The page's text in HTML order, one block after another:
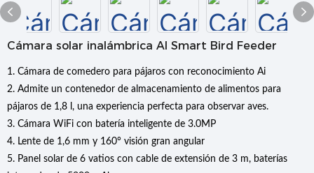
Cámara solar inalámbrica AI Smart Bird Feeder
1. Cámara de comedero para pájaros con reconocimiento Ai
2. Admite un contenedor de almacenamiento de alimentos para
pájaros de 1,8 l, una experiencia perfecta para observar aves.
3. Cámara WiFi con batería inteligente de 3.0MP
4. Lente de 1,6 mm y 160° visión gran angular
5. Panel solar de 6 vatios con cable de extensión de 3 m, baterías